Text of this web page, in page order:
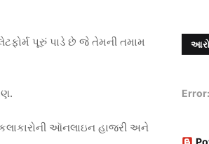
પૂરું પાડે છે જે તેમની તમામ
કલાકારોની ઑનલાઇન હાજરી અને
Error: